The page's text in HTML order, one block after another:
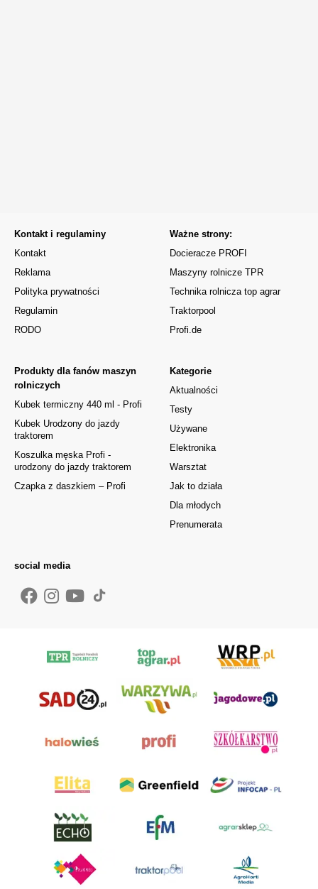
Kontakt i regulaminy
Kontakt
Reklama
Polityka prywatności
Regulamin
RODO
Kategorie
Aktualności
Testy
Używane
Elektronika
Warsztat
Jak to działa
Dla młodych
Prenumerata
Produkty dla fanów maszyn
rolniczych
Kubek termiczny 440 ml - Profi
Kubek Urodzony do jazdy
traktorem
Koszulka męska Profi -
urodzony do jazdy traktorem
Czapka z daszkiem – Profi
Ważne strony:
Docieracze PROFI
Maszyny rolnicze TPR
Technika rolnicza top agrar
Traktorpool
Profi.de
social media